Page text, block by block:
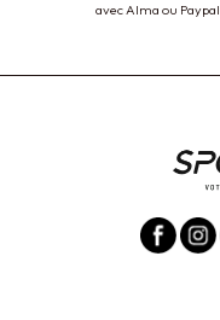
avec Alma ou Paypal